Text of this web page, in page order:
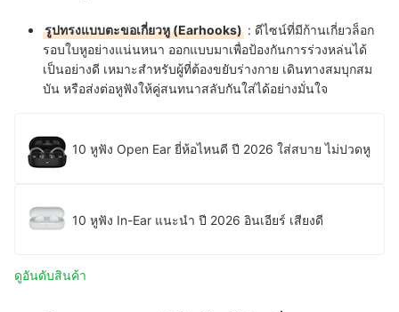
รูปทรงแบบตะขอเกี่ยวหู (Earhooks) : ดีไซน์ที่มีก้านเกี่ยวล็อก
รอบใบหูอย่างแน่นหนา ออกแบบมาเพื่อป้องกันการร่วงหล่นได้
เป็นอย่างดี เหมาะสำหรับผู้ที่ต้องขยับร่างกาย เดินทางสมบุกสม
บัน หรือส่งต่อหูฟังให้คู่สนทนาสลับกันใส่ได้อย่างมั่นใจ
10 หูฟัง Open Ear ยี่ห้อไหนดี ปี 2026 ใส่สบาย ไม่ปวดหู
10 หูฟัง In-Ear แนะนํา ปี 2026 อินเอียร์ เสียงดี
ดูอันดับสินค้า